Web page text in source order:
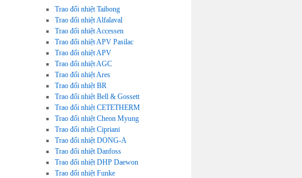
Trao đổi nhiệt Taibong
Trao đổi nhiệt Alfalaval
Trao đổi nhiệt Accessen
Trao đổi nhiệt APV Pasilac
Trao đổi nhiệt APV
Trao đổi nhiệt AGC
Trao đổi nhiệt Ares
Trao đổi nhiệt BR
Trao đổi nhiệt Bell & Gossett
Trao đổi nhiệt CETETHERM
Trao đổi nhiệt Cheon Myung
Trao đổi nhiệt Cipriani
Trao đổi nhiệt DONG-A
Trao đổi nhiệt Danfoss
Trao đổi nhiệt DHP Daewon
Trao đổi nhiệt Funke